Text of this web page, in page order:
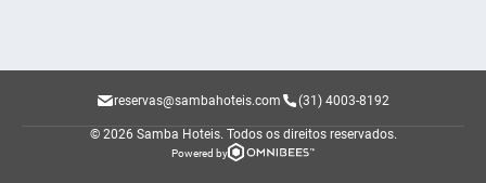
reservas@sambahoteis.com (31) 4003-8192
© 2026 Samba Hoteis. Todos os direitos reservados.
Powered by